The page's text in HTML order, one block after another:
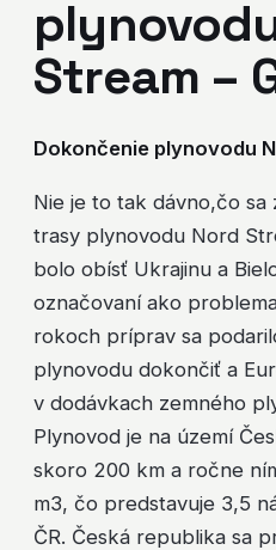
Stream –
Dokončenie plynovodu
Nie je to tak dávno,čo sa
trasy plynovodu Nord
bolo obísť Ukrajinu a
označovaní ako
rokoch príprav sa
plynovodu dokončiť a
v dodávkach zemného
Plynovod je na území
skoro 200 km a ročne
m3, čo predstavuje 3,5
ČR. Česká republika sa